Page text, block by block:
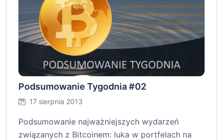
Podsumowanie Tygodnia #02
17 sierpnia 2013
Podsumowanie najważniejszych wydarzeń
związanych z Bitcoinem: luka w portfelach na